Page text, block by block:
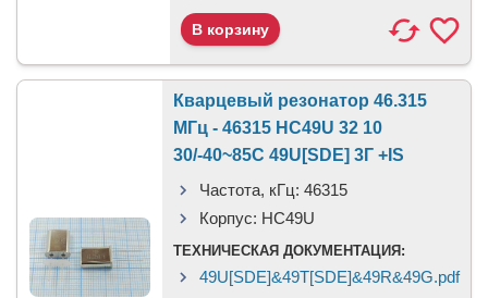
Кварцевый резонатор 46.315
МГц - 46315 HC49U 32 10
30/-40~85C 49U[SDE] 3Г +IS
Частота, кГц: 46315
Корпус: HC49U
ТЕХНИЧЕСКАЯ ДОКУМЕНТАЦИЯ:
49U[SDE]&49T[SDE]&49R&49G.pdf